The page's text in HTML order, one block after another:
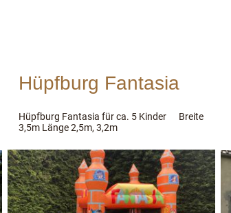
Hüpfburg Fantasia
Hüpfburg Fantasia für ca. 5 Kinder Breite
3,5m Länge 2,5m, 3,2m